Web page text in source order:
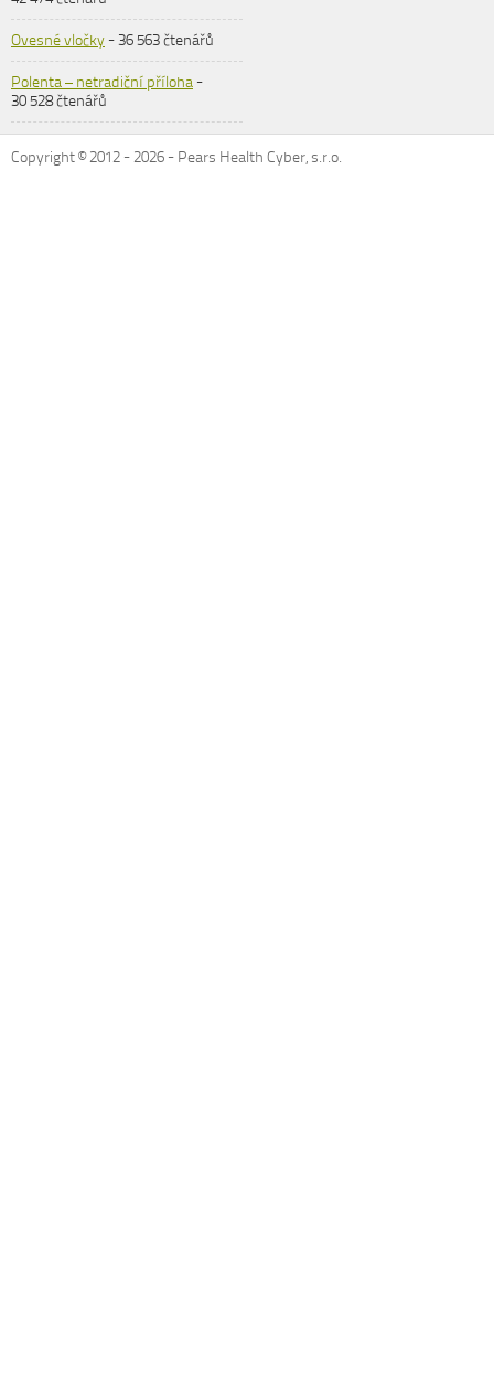
Ovesné vločky- 36 563 čtenářů
Polenta – netradiční příloha-
30 528 čtenářů
Copyright © 2012 -2026 - Pears Health Cyber, s.r.o.